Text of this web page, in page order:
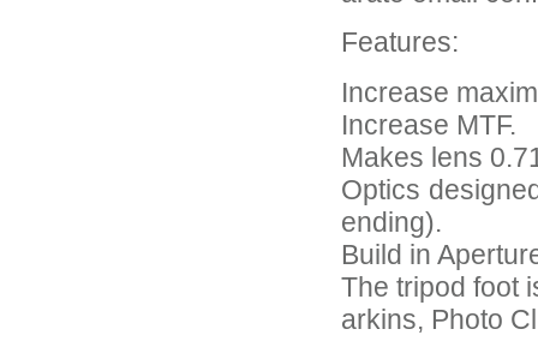
Features:
Increase
Increase MTF.
Makes lens
Optics
ending).
Build in
The tripod foot
arkins, Photo